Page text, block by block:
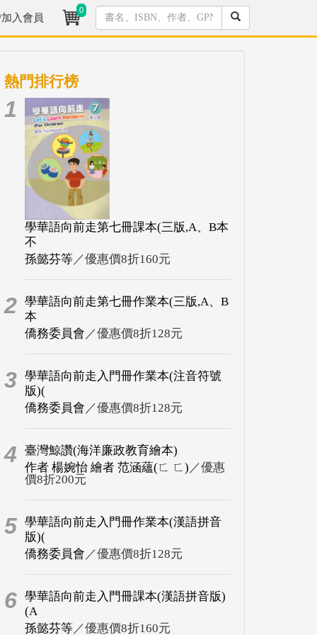
入會員
0
熱門排行榜
1
學華語向前走第七冊課本(三版,A、B本
不
孫懿芬等／優惠價8折160元
2 學華語向前走第七冊作業本(三版,A、B
本
僑務委員會 ／優惠價8折128元
3 學華語向前走入門冊作業本(注音符號
版)(
僑務委員會 ／優惠價8折128元
4
臺灣鯨讚(海洋廉政教育繪本)
作者 楊婉怡 繪者 范涵蘊(ㄈ ㄈ) ／優惠
價8折200元
5 學華語向前走入門冊作業本(漢語拼音
版)(
僑務委員會 ／優惠價8折128元
6 學華語向前走入門冊課本(漢語拼音版)
(A
孫懿芬等／優惠價8折160元